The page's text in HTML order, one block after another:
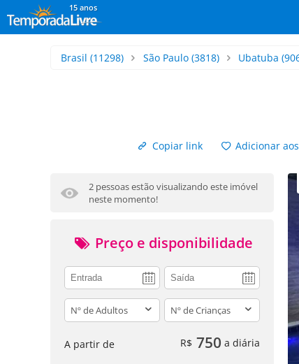
15 anos
Brasil (11298) São Paulo(3818) Ubatuba
Copiar link
Adicionar
2 pessoas estão visualizando este imóvel
neste momento!
Preço e disponibilidade
adults children
A partir de R$ 750 a diária